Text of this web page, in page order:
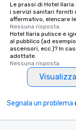
Le prassi di Hotel
i servizi sanitari forniti
affermativo, elencare
Nessuna risposta.
Hotel Ilaria pulisce e
al pubblico (ad
ascensori, ecc.)? In
adottate.
Nessuna risposta.
Segnala un problema